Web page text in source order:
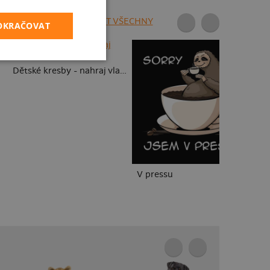
ZOBRAZIT VŠECHNY
Dětské kresby - nahraj vlastní
V pressu